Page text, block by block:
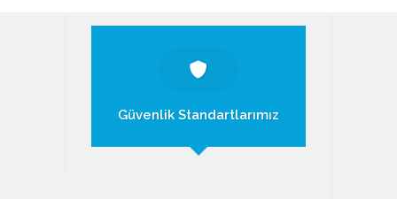
Güvenlik Standartlarımız